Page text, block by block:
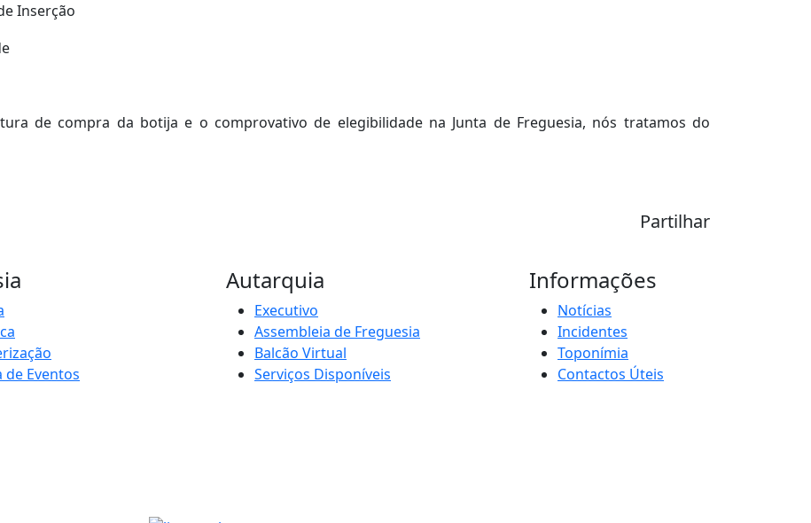
Inserção
de compra da botija e o comprovativo de elegibilidade na Junta de Freguesia, nós tratamos do
Partilhar
de Eventos
Autarquia
Executivo
Assembleia de Freguesia
Balcão Virtual
Serviços Disponíveis
Informações
Notícias
Incidentes
Toponímia
Contactos Úteis